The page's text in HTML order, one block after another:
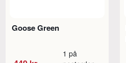
Goose Green
1 på